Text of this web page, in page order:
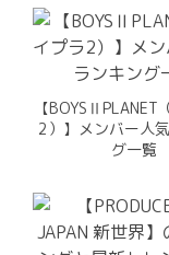
【BOYSⅡPLANET
2）】メンバー人
グ一覧